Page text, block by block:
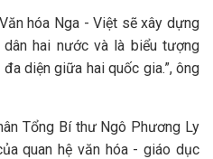
hóa Nga - Việt sẽ xây dựng
hai nước và là biểu tượng
diện giữa hai quốc gia.”, ông
Tổng Bí thư Ngô Phương Ly
quan hệ văn hóa - giáo dục